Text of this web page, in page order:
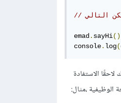
التالي
emad . sayHi
console. log(
الاستفادة
الوظيفية ،مثال: